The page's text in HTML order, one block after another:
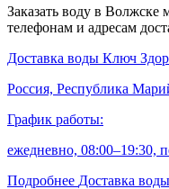
Заказать воду в
телефонам и адресам
Доставка воды Ключ
Россия, Республика
График работы:
ежедневно, 08:00–19:30,
Подробнее Доставка воды